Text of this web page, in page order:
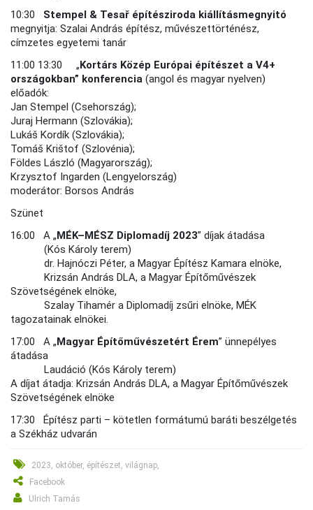
10:30 Stempel & Tesař építésziroda kiállításmegnyitó
megnyitja: Szalai András építész, művészettörténész,
címzetes egyetemi tanár
11:00 13:30 „ Kortárs Közép Európai építészet a V4+
országokban” konferencia (angol és magyar nyelven)
előadók:
Jan Stempel (Csehország);
Juraj Hermann (Szlovákia);
Lukáš Kordík (Szlovákia);
Tomáš Krištof (Szlovénia);
Földes László (Magyarország);
Krzysztof Ingarden (Lengyelország)
moderátor: Borsos András
Szünet
16:00 A „ MÉK–MÉSZ Diplomadíj 2023” díjak átadása
(Kós Károly terem)
dr. Hajnóczi Péter, a Magyar Építész Kamara elnöke,
Krizsán András DLA, a Magyar Építőművészek
Szövetségének elnöke,
Szalay Tihamér a Diplomadíj zsűri elnöke, MÉK
tagozatainak elnökei.
17:00 A „ Magyar Építőművészetért Érem” ünnepélyes
átadása
Laudáció (Kós Károly terem)
A díjat átadja: Krizsán András DLA, a Magyar Építőművészek
Szövetségének elnöke
17:30 Építész parti – kötetlen formátumú baráti beszélgetés
a Székház udvarán
2023, október, építészet, világnap,
Facebook
Ulrich Tamás